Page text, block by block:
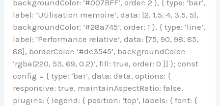
backgroundColor: ‘#007BFF’, order: 2 }, { type: ‘bar’,
label: ‘Utilisation memoire’, data: [2, 1.5, 4, 3.5, 5],
backgroundColor: ‘#28a745’, order: 1 }, { type: ‘line’,
label: ‘Performance relative’, data: [75, 90, 98, 85,
88], borderColor: ‘#dc3545’, backgroundColor:
‘rgba(220, 53, 69, 0.2)’, fill: true, order: 0 }] }; const
config = { type: ‘bar’, data: data, options: {
responsive: true, maintainAspectRatio: false,
plugins: { legend: { position: ‘top’, labels: { font: {